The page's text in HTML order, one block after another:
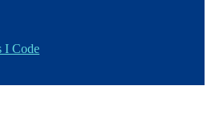
I Code